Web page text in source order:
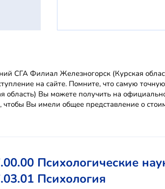
СГА Филиал Железногорск (Курская
на сайте. Помните, что самую
область) Вы можете получить на
Вы имели общее представление о
Психологические
Психология